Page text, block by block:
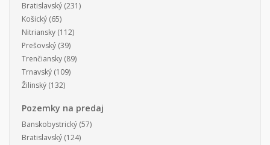
Bratislavský (231)
Košický (65)
Nitriansky (112)
Prešovský (39)
Trenčiansky (89)
Trnavský (109)
Žilinský (132)
Pozemky na predaj
Banskobystrický (57)
Bratislavský (124)